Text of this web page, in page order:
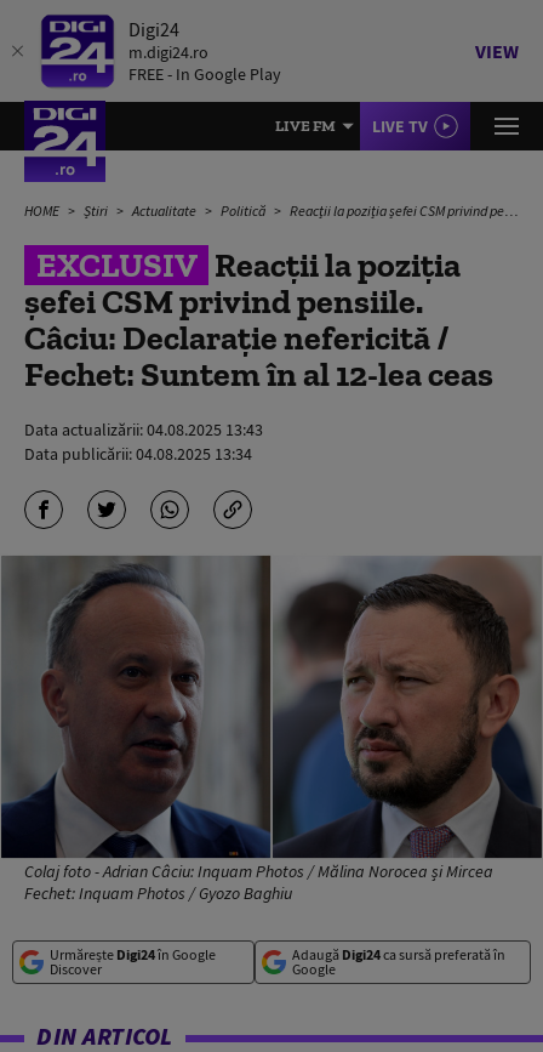
Digi24
m.digi24.ro
FREE - In Google Play
VIEW
LIVE FM LIVE TV
HOME Știri Actualitate Politică Reacții la poziția șefei CSM privind pensiile. Câciu: Declarație nefericită / Fechet: Suntem în al 12-lea ceas
EXCLUSIV Reacții la poziția
șefei CSM privind pensiile.
Câciu: Declarație nefericită /
Fechet: Suntem în al 12-lea ceas
Data actualizării:04.08.2025 13:43
Data publicării:04.08.2025 13:34
Colaj foto - Adrian Câciu: Inquam Photos / Mălina Norocea și Mircea
Fechet: Inquam Photos / Gyozo Baghiu
Urmărește Digi24în Google
Discover
Adaugă Digi24ca sursă preferată în
Google
DIN ARTICOL